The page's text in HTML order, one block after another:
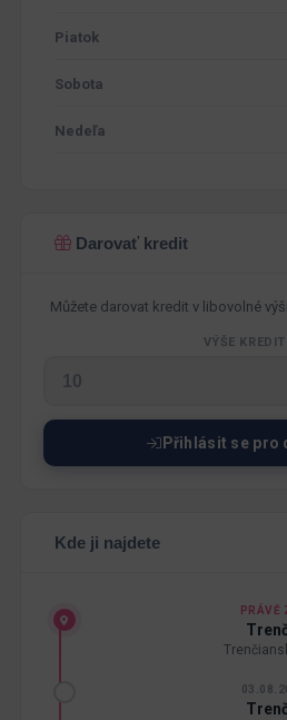
Piatok
Sobota
Nedeľa
Darovať kredit
Můžete darovat kredit v libovolné
VÝŠE
Přihlásit se pro
Kde ji najdete
PRÁVĚ